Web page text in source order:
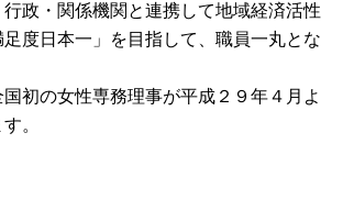
政・関係機関と連携して地域経済活性
度日本一」を目指して、職員一丸とな
初の女性専務理事が平成２９年４月よ
。